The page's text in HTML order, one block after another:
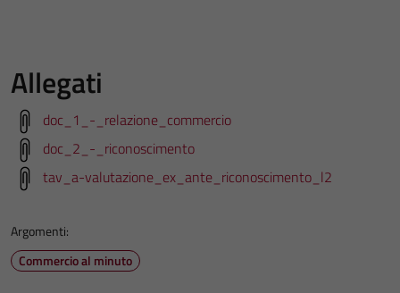
Allegati
doc_1_-_relazione_commercio
doc_2_-_riconoscimento
tav_a-valutazione_ex_ante_riconoscimento_l2
Argomenti:
Commercio al minuto